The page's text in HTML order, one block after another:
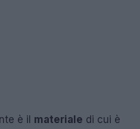
è il materiale di cui è